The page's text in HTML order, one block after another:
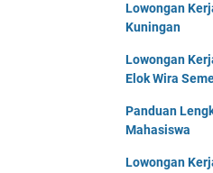
Lowongan
Kuningan
Lowongan
Elok Wira
Panduan
Mahasiswa
Lowongan